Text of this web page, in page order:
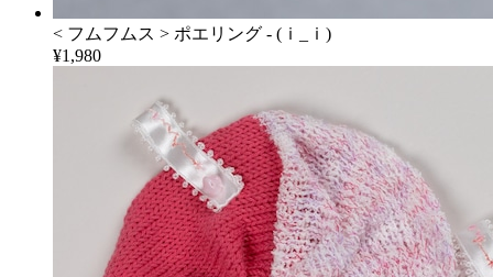
< フムフムス > ポエリング - (ｉ_ｉ)
¥1,980